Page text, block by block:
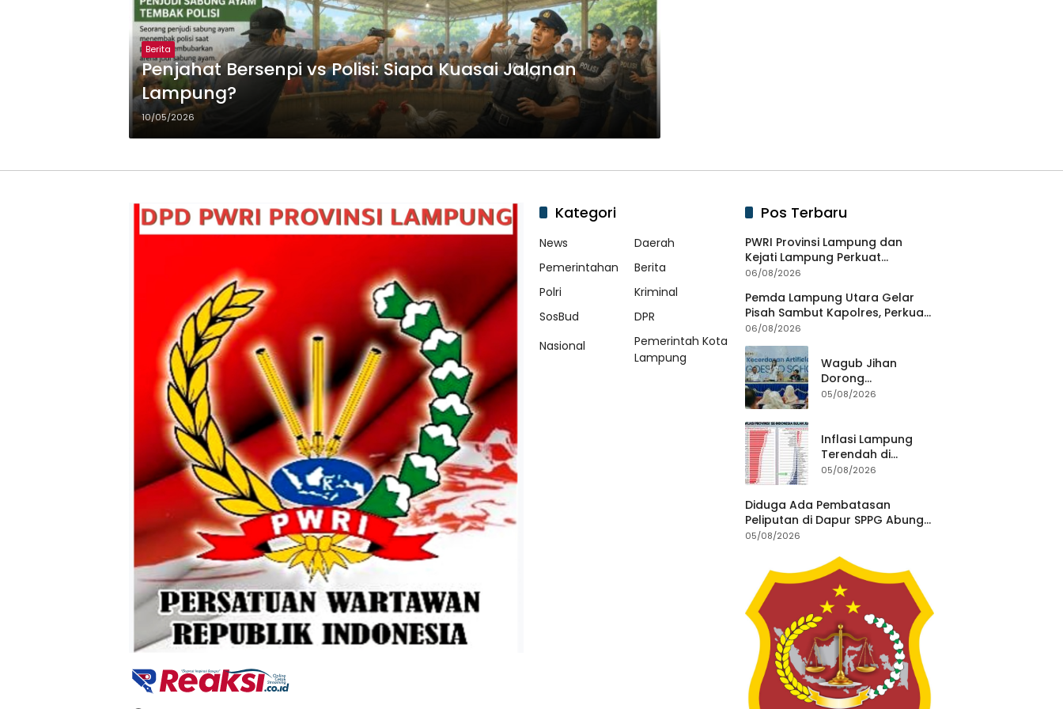
Berita
Penjahat Bersenpi vs Polisi: Siapa Kuasai Jalanan
Lampung?
10/05/2026
Kategori
News
Daerah
Pemerintahan
Berita
Polri
Kriminal
SosBud
DPR
Nasional
Pemerintah Kota
Lampung
Pos Terbaru
PWRI Provinsi Lampung dan
Kejati Lampung Perkuat
Sinergitas Penegakan Hukum
06/08/2026
Pemda Lampung Utara Gelar
Pisah Sambut Kapolres, Perkuat
Sinergi Jaga Kamtibmas
06/08/2026
Wagub Jihan
Dorong
Peningkatan
Wujudkan
Pendidikan
Berkualitas
05/08/2026
Inflasi Lampung
Terendah di
Sumatera,
Perkuat Pasokan
dan Distribusi
Pangan
05/08/2026
Diduga Ada Pembatasan
Peliputan di Dapur SPPG Abung
Jayo, Wartawan Minta
05/08/2026